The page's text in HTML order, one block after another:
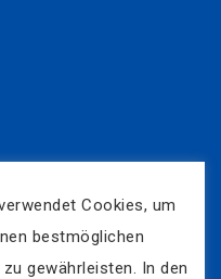
Cookies, um
bestmöglichen
gewährleisten. In den